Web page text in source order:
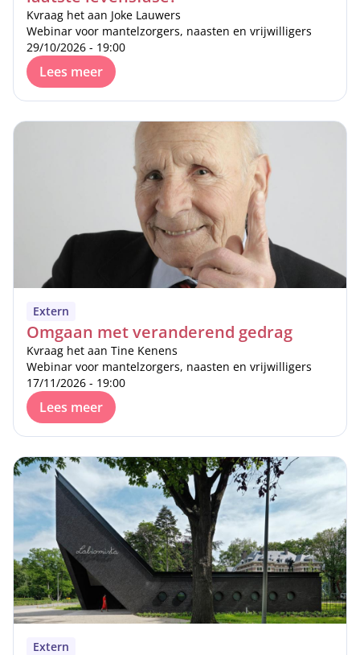
Kvraag het aan Joke Lauwers
Webinar voor mantelzorgers, naasten en vrijwilligers
29/10/2026 - 19:00
Lees meer
Extern
Omgaan met veranderend gedrag
Kvraag het aan Tine Kenens
Webinar voor mantelzorgers, naasten en vrijwilligers
17/11/2026 - 19:00
Lees meer
Extern